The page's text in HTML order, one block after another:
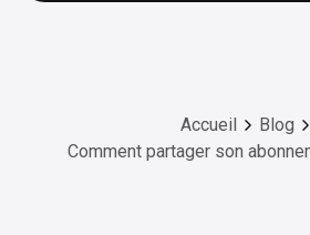
Accueil
Blog
Comment partager son